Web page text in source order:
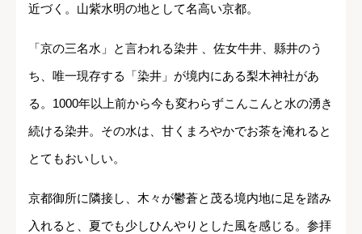
近づく。山紫水明の地として名高い京都。
「京の三名水」と言われる染井 、佐女牛井、縣井のう
ち、唯一現存する「染井」が境内にある梨木神社があ
る。1000年以上前から今も変わらずこんこんと水の湧き
続ける染井。その水は、甘くまろやかでお茶を淹れると
とてもおいしい。
京都御所に隣接し、木々が鬱蒼と茂る境内地に足を踏み
入れると、夏でも少しひんやりとした風を感じる。参拝